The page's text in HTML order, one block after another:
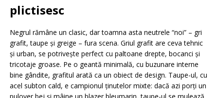
plictisesc
Negrul rămâne un clasic, dar toamna asta neutrele “noi” – gri
grafit, taupe și greige – fura scena. Griul grafit are ceva tehnic
și urban, se potrivește perfect cu paltoane drepte, bocanci și
tricotaje groase. Pe o geantă minimală, cu buzunare interne
bine gândite, grafitul arată ca un obiect de design. Taupe-ul, cu
acel subton cald, e campionul ținutelor mixte: dacă azi porți un